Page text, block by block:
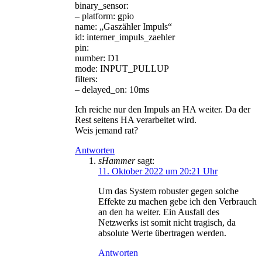
binary_sensor:
– platform: gpio
name: „Gaszähler Impuls“
id: interner_impuls_zaehler
pin:
number: D1
mode: INPUT_PULLUP
filters:
– delayed_on: 10ms
Ich reiche nur den Impuls an HA weiter. Da der
Rest seitens HA verarbeitet wird.
Weis jemand rat?
Antworten
sHammer sagt:
11. Oktober 2022 um 20:21 Uhr
Um das System robuster gegen solche
Effekte zu machen gebe ich den Verbrauch
an den ha weiter. Ein Ausfall des
Netzwerks ist somit nicht tragisch, da
absolute Werte übertragen werden.
Antworten